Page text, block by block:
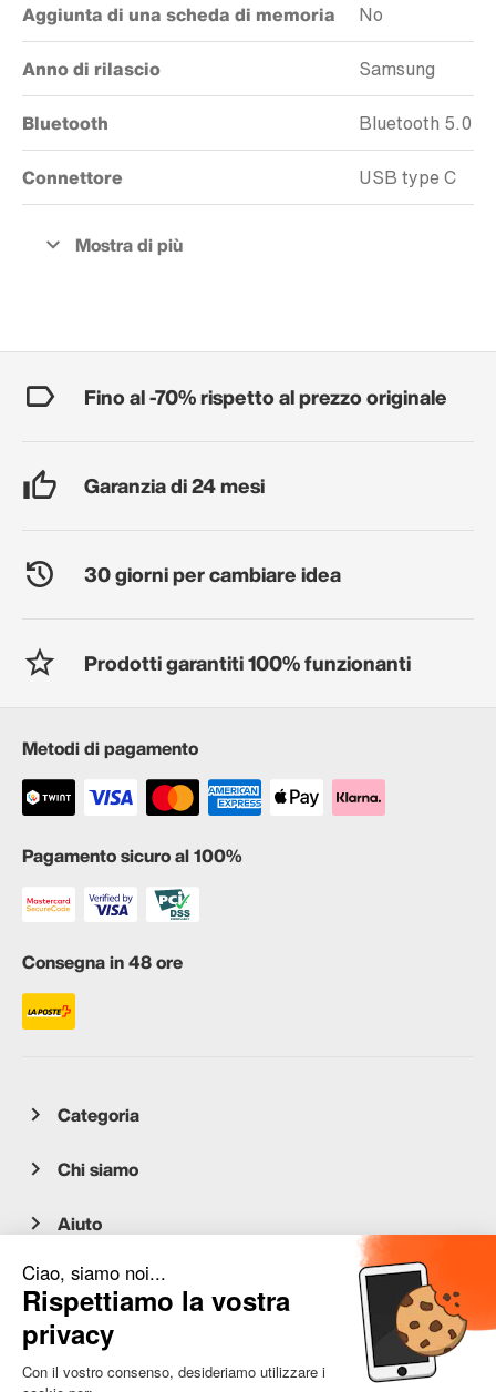
Aggiunta di una scheda di memoria No
Anno di rilascio Samsung
Bluetooth Bluetooth 5.0
Connettore USB type C
Fino al -70% rispetto al prezzo originale
Garanzia di 24 mesi
30 giorni per cambiare idea
Prodotti garantiti 100% funzionanti
Metodi di pagamento
Pagamento sicuro al 100%
Consegna in 48 ore
Categoria
Chi siamo
Aiuto
Servizio clienti
occasion.migros.mobile@recommerce.com
Lunedì-Venerdì 08:00-17:00